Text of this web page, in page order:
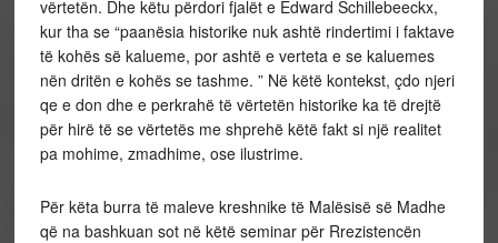
vërtetën. Dhe këtu përdori fjalët e Edward Schillebeeckx,
kur tha se “paanësia historike nuk ashtë rindertimi i faktave
të kohës së kalueme, por ashtë e verteta e se kaluemes
nën dritën e kohës se tashme. ” Në këtë kontekst, çdo njeri
qe e don dhe e perkrahë të vërtetën historike ka të drejtë
për hirë të se vërtetës me shprehë këtë fakt si një realitet
pa mohime, zmadhime, ose ilustrime.
Për këta burra të maleve kreshnike të Malësisë së Madhe
që na bashkuan sot në këtë seminar për Rrezistencën